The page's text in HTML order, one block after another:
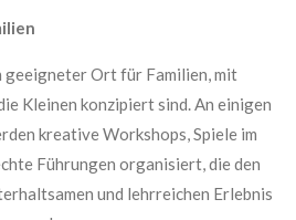
geeigneter Ort für Familien, mit
Kleinen konzipiert sind. An einigen
kreative Workshops, Spiele im
Führungen organisiert, die den
und lehrreichen Erlebnis